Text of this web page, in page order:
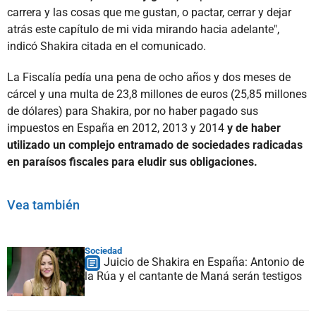
carrera y las cosas que me gustan, o pactar, cerrar y dejar
atrás este capítulo de mi vida mirando hacia adelante",
indicó Shakira citada en el comunicado.
La Fiscalía pedía una pena de ocho años y dos meses de
cárcel y una multa de 23,8 millones de euros (25,85 millones
de dólares) para Shakira, por no haber pagado sus
impuestos en España en 2012, 2013 y 2014 y de haber
utilizado un complejo entramado de sociedades radicadas
en paraísos fiscales para eludir sus obligaciones.
Vea también
Sociedad
Juicio de Shakira en España: Antonio de
la Rúa y el cantante de Maná serán testigos